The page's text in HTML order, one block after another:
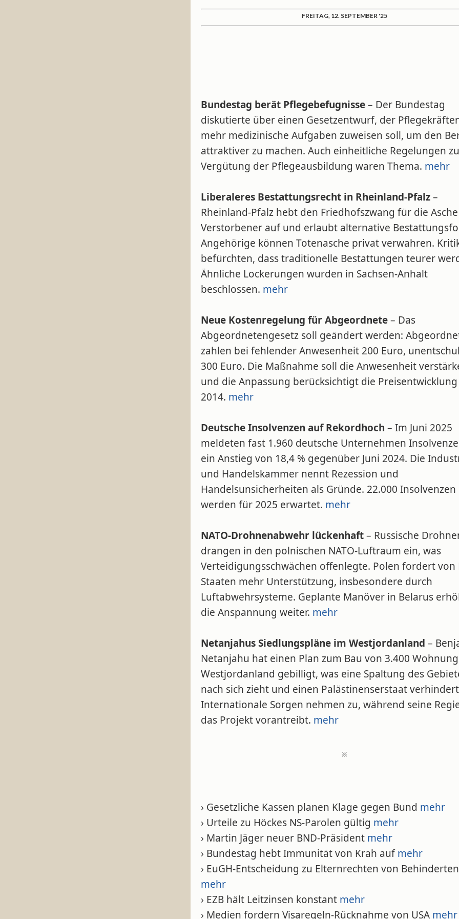
FREITAG, 12. SEPTEMBER '25
Bundestag berät Pflegebefugnisse– Der Bundestag
diskutierte über einen Gesetzentwurf, der
mehr medizinische Aufgaben zuweisen soll, um den
attraktiver zu machen. Auch einheitliche Regelungen
Vergütung der Pflegeausbildung waren Thema. mehr
Liberaleres Bestattungsrecht in Rheinland-Pfalz–
Rheinland-Pfalz hebt den Friedhofszwang für die Asche
Verstorbener auf und erlaubt alternative
Angehörige können Totenasche privat verwahren.
befürchten, dass traditionelle Bestattungen teurer
Ähnliche Lockerungen wurden in Sachsen-Anhalt
beschlossen. mehr
Neue Kostenregelung für Abgeordnete– Das
Abgeordnetengesetz soll geändert werden:
zahlen bei fehlender Anwesenheit 200 Euro,
300 Euro. Die Maßnahme soll die Anwesenheit
und die Anpassung berücksichtigt die
2014. mehr
Deutsche Insolvenzen auf Rekordhoch – Im Juni 2025
meldeten fast 1.960 deutsche Unternehmen
ein Anstieg von 18,4 % gegenüber Juni 2024. Die
und Handelskammer nennt Rezession und
Handelsunsicherheiten als Gründe. 22.000 Insolvenzen
werden für 2025 erwartet. mehr
NATO-Drohnenabwehr lückenhaft– Russische
drangen in den polnischen NATO-Luftraum ein, was
Verteidigungsschwächen offenlegte. Polen fordert von
Staaten mehr Unterstützung, insbesondere durch
Luftabwehrsysteme. Geplante Manöver in Belarus
die Anspannung weiter. mehr
Netanjahus Siedlungspläne im Westjordanland –
Netanjahu hat einen Plan zum Bau von 3.400
Westjordanland gebilligt, was eine Spaltung des
nach sich zieht und einen Palästinenserstaat
Internationale Sorgen nehmen zu, während seine
das Projekt vorantreibt. mehr
※
› Gesetzliche Kassen planen Klage gegen Bund mehr
› Urteile zu Höckes NS-Parolen gültig mehr
› Martin Jäger neuer BND-Präsident mehr
› Bundestag hebt Immunität von Krah aufmehr
› EuGH-Entscheidung zu Elternrechten von Behinderten
mehr
› EZB hält Leitzinsen konstant mehr
› Medien fordern Visaregeln-Rücknahme von USA mehr